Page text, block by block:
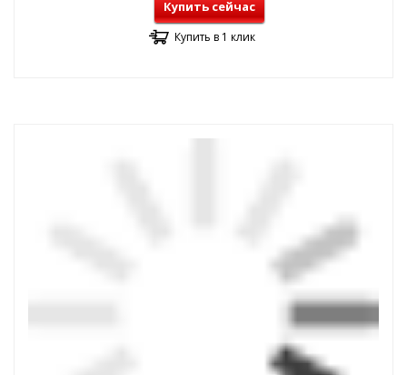
Купить сейчас
Купить в 1 клик